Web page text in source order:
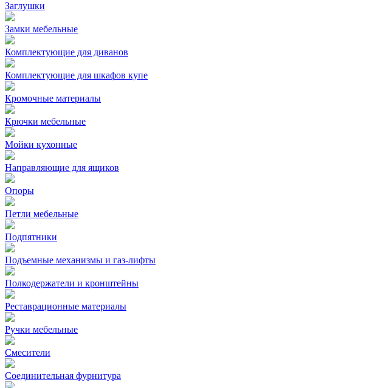
Заглушки
Замки мебельные
Комплектующие для диванов
Комплектующие для шкафов купе
Кромочные материалы
Крючки мебельные
Мойки кухонные
Направляющие для ящиков
Опоры
Петли мебельные
Подпятники
Подъемные механизмы и газ-лифты
Полкодержатели и кронштейны
Реставрационные материалы
Ручки мебельные
Смесители
Соединительная фурнитура